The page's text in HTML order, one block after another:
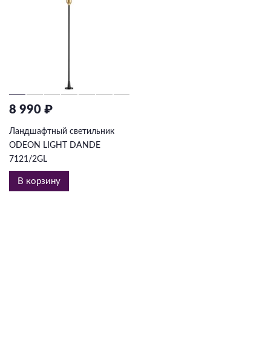
8 990 ₽
Ландшафтный светильник
ODEON LIGHT DANDE
7121/2GL
В корзину